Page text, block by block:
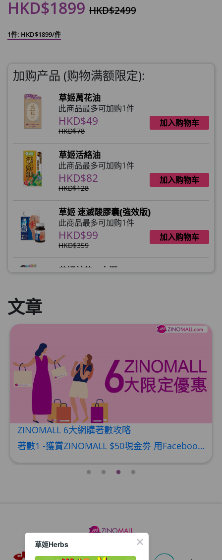
HKD$1899 HKD$2499
1件: HKD$1899/件
加购产品 (购物满额限定):
草姬萬花油
此商品最多可加购1件
HKD$49
HKD$78
加入购物车
草姬活絡油
此商品最多可加购1件
HKD$82
HKD$128
加入购物车
草姬 速滅酸膠囊(強效版)
此商品最多可加购1件
HKD$99
HKD$359
加入购物车
草姬益菌の白潤
HKD$369
男補精力丸5:1 (到期日2028年1月)
此商品最多可加购1件
HKD$169
HKD$449
理膚泉 無香大哥大防曬 50ml (2027年4
月)
HKD$88
此商品最多可加购1件
HKD$85
HKD$145
文章
ZINOMALL 6大網購著數攻略
著數1 -獲賞ZINOMALL $50現金劵 用Facebook或Email 成功登記做ZINOMALL網購會員，$50現金劵會自動加入閣下ZINOMALL的賬戶，單次購物滿$350，網上付款時即可使用$50優惠劵，只可使用一次。 著數2- 新會員購物滿$680(折實)即減$80, 再送豐富迎新禮物 【迎新禮物優惠劵】會自動加入閣下ZINOMALL的賬戶，新會員單次購物滿$680(折實)，網上付款時使用優惠劵，即減$80及送神秘迎新禮物。 著數3- 新會員購物滿$1088(折實)即減$150, 再送
草姬Herbs